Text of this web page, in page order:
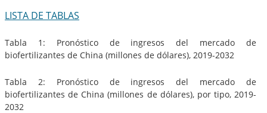
LISTA DE TABLAS
Tabla 1: Pronóstico de ingresos del mercado de
biofertilizantes de China (millones de dólares), 2019-2032
Tabla 2: Pronóstico de ingresos del mercado de
biofertilizantes de China (millones de dólares), por tipo, 2019-
2032